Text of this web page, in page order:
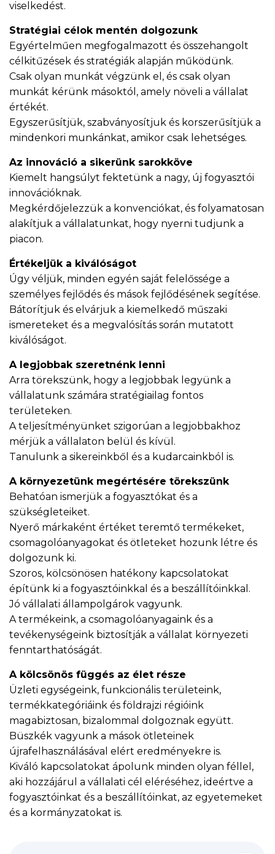
viselkedést.
Stratégiai célok mentén dolgozunk
Egyértelműen megfogalmazott és összehangolt
célkitűzések és stratégiák alapján működünk.
Csak olyan munkát végzünk el, és csak olyan
munkát kérünk másoktól, amely növeli a vállalat
értékét.
Egyszerűsítjük, szabványosítjuk és korszerűsítjük a
mindenkori munkánkat, amikor csak lehetséges.
Az innováció a sikerünk sarokköve
Kiemelt hangsúlyt fektetünk a nagy, új fogyasztói
innovációknak.
Megkérdőjelezzük a konvenciókat, és folyamatosan
alakítjuk a vállalatunkat, hogy nyerni tudjunk a
piacon.
Értékeljük a kiválóságot
Úgy véljük, minden egyén saját felelőssége a
személyes fejlődés és mások fejlődésének segítése.
Bátorítjuk és elvárjuk a kiemelkedő műszaki
ismereteket és a megvalósítás során mutatott
kiválóságot.
A legjobbak szeretnénk lenni
Arra törekszünk, hogy a legjobbak legyünk a
vállalatunk számára stratégiailag fontos
területeken.
A teljesítményünket szigorúan a legjobbakhoz
mérjük a vállalaton belül és kívül.
Tanulunk a sikereinkből és a kudarcainkból is.
A környezetünk megértésére törekszünk
Behatóan ismerjük a fogyasztókat és a
szükségleteiket.
Nyerő márkaként értéket teremtő termékeket,
csomagolóanyagokat és ötleteket hozunk létre és
dolgozunk ki.
Szoros, kölcsönösen hatékony kapcsolatokat
építünk ki a fogyasztóinkkal és a beszállítóinkkal.
Jó vállalati állampolgárok vagyunk.
A termékeink, a csomagolóanyagaink és a
tevékenységeink biztosítják a vállalat környezeti
fenntarthatóságát.
A kölcsönös függés az élet része
Üzleti egységeink, funkcionális területeink,
termékkategóriáink és földrajzi régióink
magabiztosan, bizalommal dolgoznak együtt.
Büszkék vagyunk a mások ötleteinek
újrafelhasználásával elért eredményekre is.
Kiváló kapcsolatokat ápolunk minden olyan féllel,
aki hozzájárul a vállalati cél eléréséhez, ideértve a
fogyasztóinkat és a beszállítóinkat, az egyetemeket
és a kormányzatokat is.